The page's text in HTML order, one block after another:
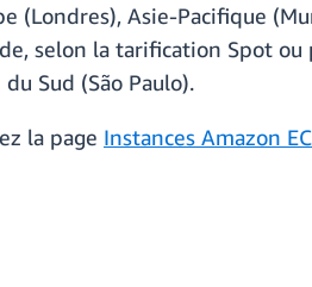
(Londres), Asie-Pacifique
selon la tarification Spot
Sud (São Paulo).
la page Instances Amazon